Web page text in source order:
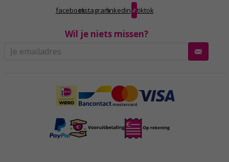
facebookinstagramlinkedin tiktok
Wil je niets missen?